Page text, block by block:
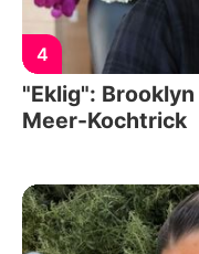
4
"Eklig":
Meer-Kochtrick